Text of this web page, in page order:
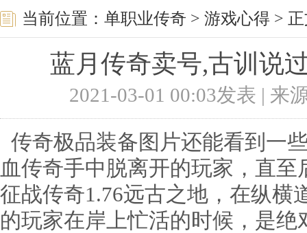
当前位置： 单职业传奇 > 游戏心得 >
蓝月传奇卖号,古训说
2021-03-01 00:03发表 | 来
传奇极品装备图片还能看到
血传奇手中脱离开的玩家，直
征战传奇1.76远古之地，在纵横
的玩家在岸上忙活的时候，是